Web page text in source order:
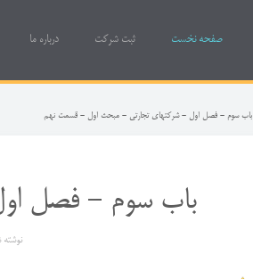
صفحه نخست ثبت شرکت درباره ما
باب سوم - فصل اول - شركتهای تجارتی - مبحث اول - قسمت نهم
باب سوم - فصل